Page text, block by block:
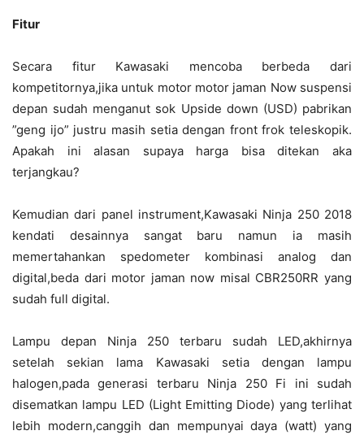
Fitur
Secara fitur Kawasaki mencoba berbeda dari
kompetitornya,jika untuk motor motor jaman Now suspensi
depan sudah menganut sok Upside down (USD) pabrikan
”geng ijo” justru masih setia dengan front frok teleskopik.
Apakah ini alasan supaya harga bisa ditekan aka
terjangkau?
Kemudian dari panel instrument,Kawasaki Ninja 250 2018
kendati desainnya sangat baru namun ia masih
memertahankan spedometer kombinasi analog dan
digital,beda dari motor jaman now misal CBR250RR yang
sudah full digital.
Lampu depan Ninja 250 terbaru sudah LED,akhirnya
setelah sekian lama Kawasaki setia dengan lampu
halogen,pada generasi terbaru Ninja 250 Fi ini sudah
disematkan lampu LED (Light Emitting Diode) yang terlihat
lebih modern,canggih dan mempunyai daya (watt) yang